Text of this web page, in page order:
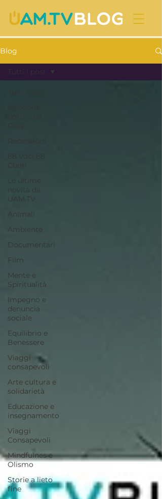
Blog
UAM.TV
Animali
Ambiente
Documentari
Film
Mente e
Spiritualità
Impegno e
denuncia
sociale
Equilibrio e
Benessere
Viaggi
consapevoli
Arte cultura e
solidarietà
Educazione e
insegnamento
Viaggi
Consapevoli
Mindfulnes e
Olismo
Storie a lieto
fine
Tutti i post